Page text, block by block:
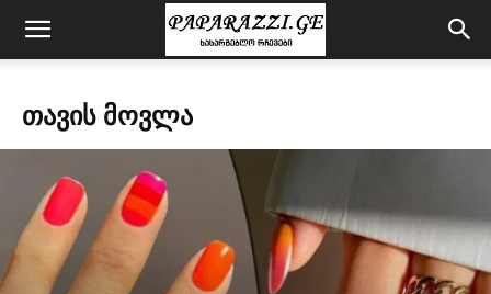
ᲗᲐᲕᲘᲡ ᲛᲝᲕᲚᲐ